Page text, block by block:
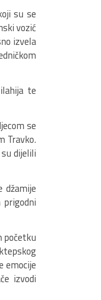
su se
vozić
izvela
te
se
Travko.
dijelili
džamije
prigodni
početku
emocije
izvodi